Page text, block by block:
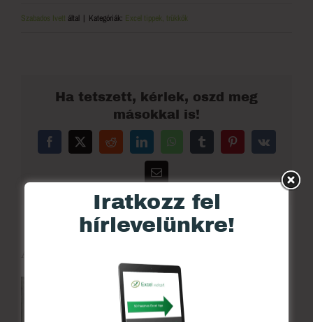
Szabados Ivett által | Kategóriák: Excel tippek, trükkök
Ha tetszett, kérlek, oszd meg
másokkal is!
Facebook
X RedditLinkedInWhatsAppTumblrPinterest
Vk
Email:
Pénzügy szakos közgazdászként
végeztem a Budapesti Corvinus
Iratkozz fel
hírlevelünkre!